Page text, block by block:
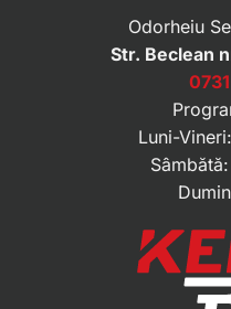
Odorheiu
Str. Beclean
Luni-Vineri:
Sâmbătă: